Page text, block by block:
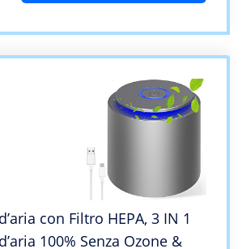
con Filtro HEPA, 3 IN 1
100% Senza Ozone &